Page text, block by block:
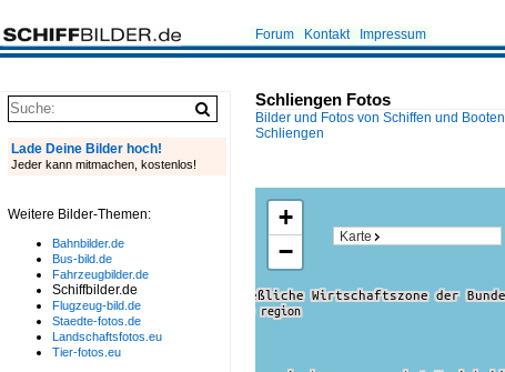
Forum Kontakt Impressum
Schliengen Fotos
Bilder und Fotos von Schiffen und Booten
Schliengen
Karte
+
−
Lade Deine Bilder hoch!
Jeder kann mitmachen, kostenlos!
Weitere Bilder-Themen:
Bahnbilder.de
Bus-bild.de
Fahrzeugbilder.de
Schiffbilder.de
Flugzeug-bild.de
Staedte-fotos.de
Landschaftsfotos.eu
Tier-fotos.eu